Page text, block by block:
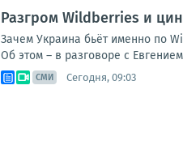
Разгром Wildberries и
Зачем Украина бьёт именно по
Об этом – в разговоре с
СМИ Сегодня, 09:03